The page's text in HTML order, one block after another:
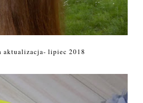
aktualizacja- lipiec 2018